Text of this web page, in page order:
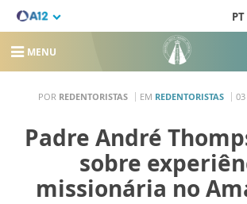
PT
MENU
POR REDENTORISTAS EM REDENTORISTAS
Padre André
sobre
missionária no